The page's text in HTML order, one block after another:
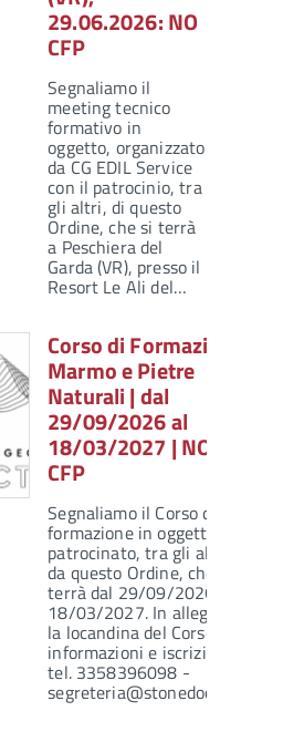
29.06.2026: NO
CFP
Segnaliamo il
meeting tecnico
formativo in
oggetto, organizzato
da CG EDIL Service
con il patrocinio, tra
gli altri, di questo
Ordine, che si terrà
a Peschiera del
Garda (VR), presso il
Resort Le Ali del…
Corso di Formazione
Marmo e Pietre
Naturali | dal
29/09/2026 al
18/03/2027 | NO
CFP
Segnaliamo il Corso di
formazione in oggetto
patrocinato, tra gli altri,
da questo Ordine, che si
terrà dal 29/09/2026 al
18/03/2027. In allegato
la locandina del Corso. Per
informazioni e iscrizioni:
tel. 3358396098 -
segreteria@stonedoctor.it